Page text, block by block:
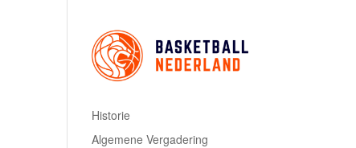
Historie
Algemene Vergadering